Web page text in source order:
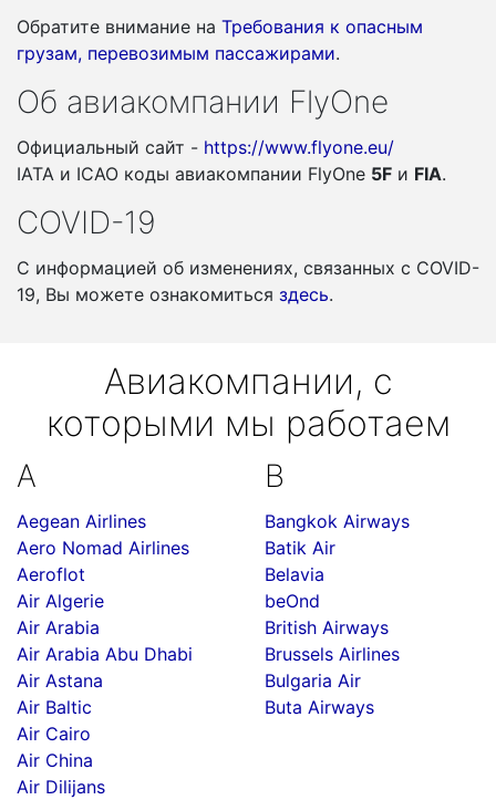
Обратите внимание на Требования к опасным
грузам, перевозимым пассажирами.
Об авиакомпании FlyOne
Официальный сайт - https://www.flyone.eu/
IATA и ICAO коды авиакомпании FlyOne 5F и FIA.
COVID-19
С информацией об изменениях, связанных c COVID-
19, Вы можете ознакомиться здесь.
Авиакомпании, с
которыми мы работаем
A
Aegean Airlines
Aero Nomad Airlines
Aeroflot
Air Algerie
Air Arabia
Air Arabia Abu Dhabi
Air Astana
Air Baltic
Air Cairo
Air China
Air Dilijans
B
Bangkok Airways
Batik Air
Belavia
beOnd
British Airways
Brussels Airlines
Bulgaria Air
Buta Airways